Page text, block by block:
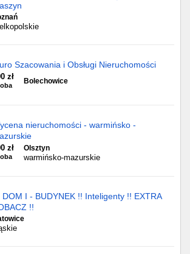
Szacowania i Obsługi Nieruchomości
zł Bolechowice
nieruchomości - warmińsko -
zł Olsztyn
warmińsko-mazurskie
DOM I - BUDYNEK !! Inteligenty !! EXTRA
!!